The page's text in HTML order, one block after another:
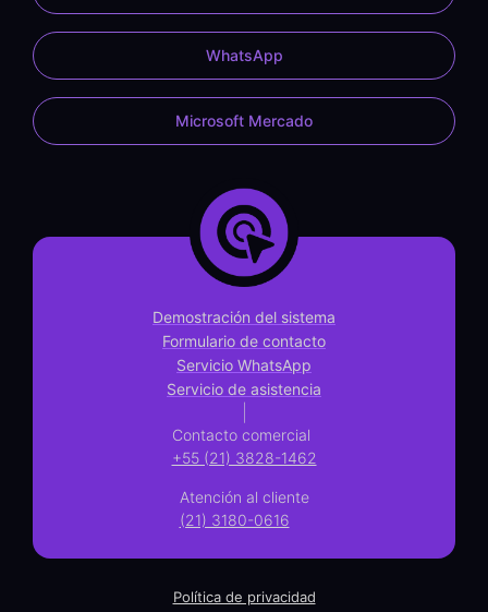
WhatsApp
Microsoft Mercado
Demostración del sistema
Formulario de contacto
Servicio WhatsApp
Servicio de asistencia
Contacto comercial
+55 (21) 3828-1462
Atención al cliente
(21) 3180-0616
Política de privacidad